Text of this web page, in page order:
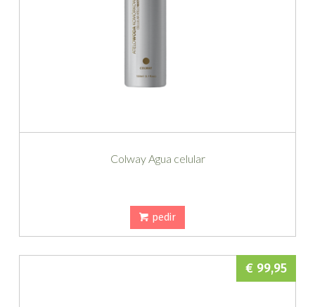
Colway Agua celular
pedir
€ 99,95